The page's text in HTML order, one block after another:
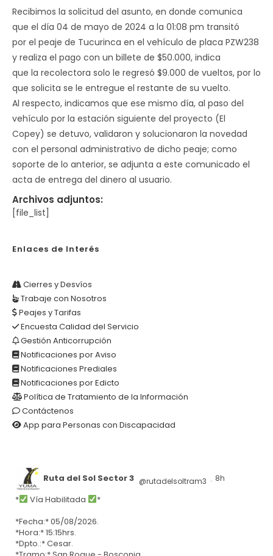
Recibimos la solicitud del asunto, en donde comunica
que el día 04 de mayo de 2024 a la 01:08 pm transitó
por el peaje de Tucurinca en el vehículo de placa PZW238
y realiza el pago con un billete de $50.000, indica
que la recolectora solo le regresó $9.000 de vueltos, por lo
que solicita se le entregue el restante de su vuelto.
Al respecto, indicamos que ese mismo día, al paso del
vehículo por la estación siguiente del proyecto (El
Copey) se detuvo, validaron y solucionaron la novedad
con el personal administrativo de dicho peaje; como
soporte de lo anterior, se adjunta a este comunicado el
acta de entrega del dinero al usuario.
Archivos adjuntos:
[file_list]
Enlaces de Interés
Cierres y Desvíos
Trabaje con Nosotros
Peajes y Tarifas
Encuesta Calidad del Servicio
Gestión Anticorrupción
Notificaciones por Aviso
Notificaciones Prediales
Notificaciones por Edicto
Política de Tratamiento de la Información
Contáctenos
App para Personas con Discapacidad
Ruta del Sol Sector 3 @rutadelsoltram3 · 8h
* Vía Habilitada
*
*Fecha:* 05/08/2026.
*Hora:* 15:15hrs.
*Dpto.:* Cesar.